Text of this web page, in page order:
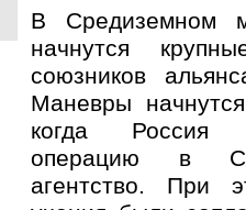
В Средиземном
начнутся
союзников
Маневры
когда Россия
операцию в
агентство. При